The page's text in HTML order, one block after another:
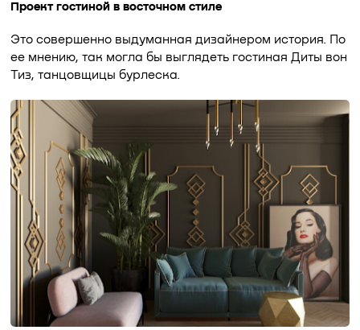
Проект гостиной в восточном стиле
Это совершенно выдуманная дизайнером история. По
ее мнению, так могла бы выглядеть гостиная Диты вон
Тиз, танцовщицы бурлеска.